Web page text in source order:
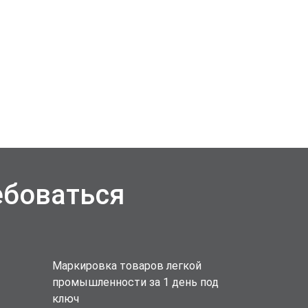
Маркировка товаров легкой
промышленности за 1 день под
ключ